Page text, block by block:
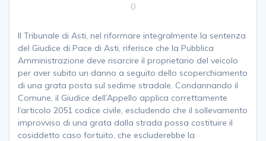
0
Il Tribunale di Asti, nel riformare integralmente la sentenza
del Giudice di Pace di Asti, riferisce che la Pubblica
Amministrazione deve risarcire il proprietario del veicolo
per aver subito un danno a seguito dello scoperchiamento
di una grata posta sul sedime stradale. Condannando il
Comune, il Giudice dell’Appello applica correttamente
l’articolo 2051 codice civile, escludendo che il sollevamento
improvviso di una grata dalla strada possa costituire il
cosiddetto caso fortuito, che escluderebbe la